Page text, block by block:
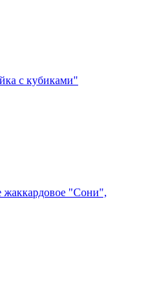
с кубиками"
жаккардовое "Сони",